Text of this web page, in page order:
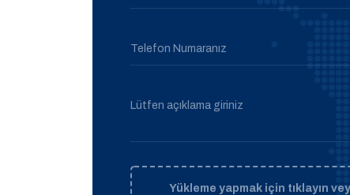
Telefon Numaranız
Lütfen açıklama giriniz
Yükleme yapmak için tıklayın